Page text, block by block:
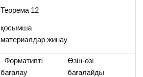
Теорема 12
қосымша
материалдар жинау
Формативті
бағалау
Өзін-өзі
бағалайды